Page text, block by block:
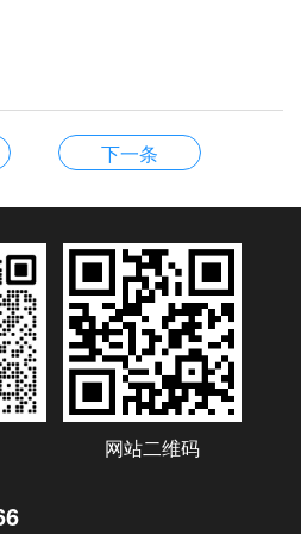
下一条
网站二维码